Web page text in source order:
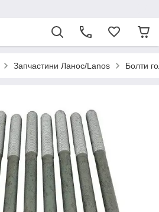
Запчастини Ланос/Lanos Болти